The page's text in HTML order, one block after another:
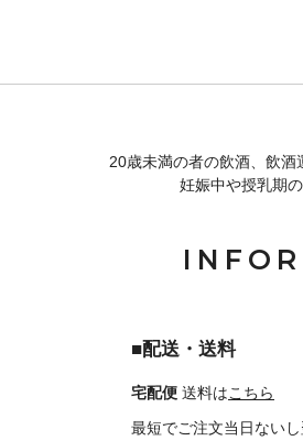
20歳未満の者の飲酒、飲酒
妊娠中や授乳期
■配送・送料
宅配便 送料はこちら
最短でご注文当日ない